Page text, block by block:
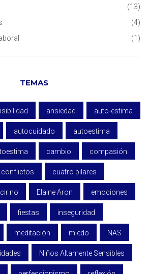
(13)
(4)
(1)
TEMAS
ansiedad auto-estima
autocuidado autoestima
cambio compasión
conflictos cuatro pilares
no Elaine Aron emociones
fiestas inseguridad
meditación miedo NAS
Niños Altamente Sensibles